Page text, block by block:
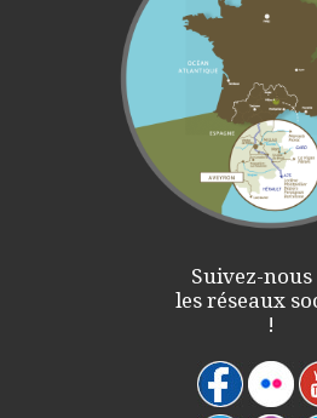
Suivez-
les réseaux
!